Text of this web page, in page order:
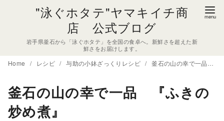
"泳ぐホタテ"ヤマキイチ商
店 公式ブログ
岩手県釜石から「泳ぐホタテ」を全国の食卓へ。新鮮さを超えた新
鮮さをお届けします。
Home レシピ 与助の小鉢ざっくりレシピ 釜石の山の幸で一品 『ふきの炒め煮』
釜石の山の幸で一品 『ふきの
炒め煮』